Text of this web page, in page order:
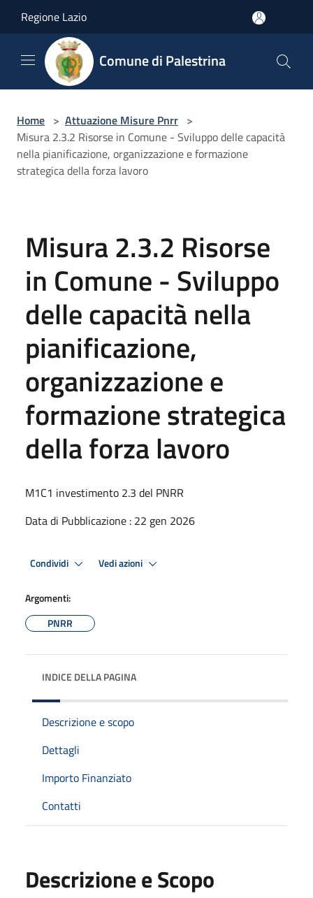
Regione Lazio
Comune di Palestrina
Home > Attuazione Misure Pnrr >
Misura 2.3.2 Risorse in Comune - Sviluppo delle capacità
nella pianificazione, organizzazione e formazione
strategica della forza lavoro
Misura 2.3.2 Risorse
in Comune - Sviluppo
delle capacità nella
pianificazione,
organizzazione e
formazione strategica
della forza lavoro
M1C1 investimento 2.3 del PNRR
Data di Pubblicazione : 22 gen 2026
Condividi Vedi azioni
Argomenti:
PNRR
INDICE DELLA PAGINA
Descrizione e scopo
Dettagli
Importo Finanziato
Contatti
Descrizione e Scopo